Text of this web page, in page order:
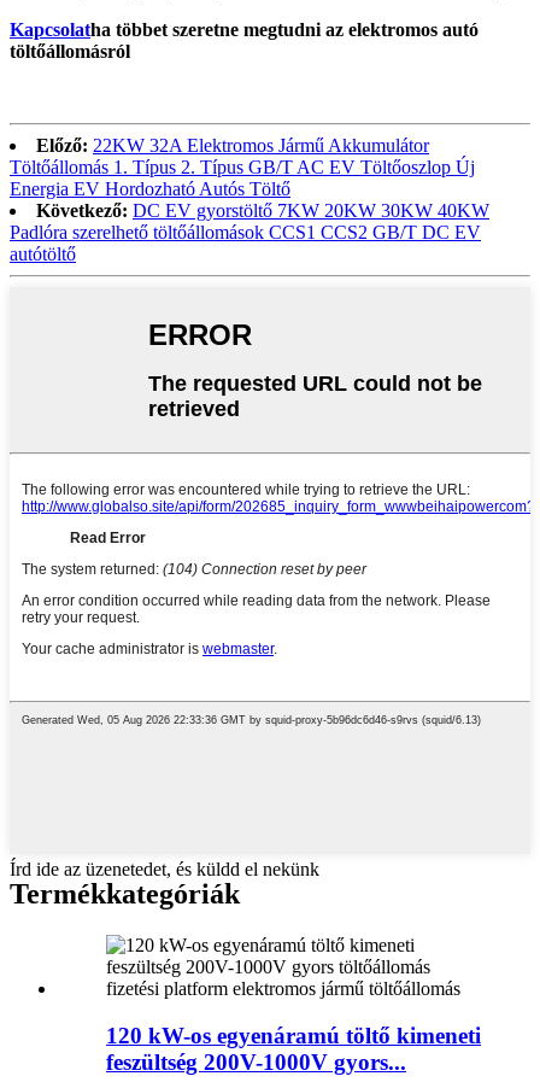
Kapcsolatha többet szeretne megtudni az elektromos autó
töltőállomásról
Előző: 22KW 32A Elektromos Jármű Akkumulátor
Töltőállomás 1. Típus 2. Típus GB/T AC EV Töltőoszlop Új
Energia EV Hordozható Autós Töltő
Következő: DC EV gyorstöltő 7KW 20KW 30KW 40KW
Padlóra szerelhető töltőállomások CCS1 CCS2 GB/T DC EV
autótöltő
Írd ide az üzenetedet, és küldd el nekünk
Termékkategóriák
120 kW-os egyenáramú töltő kimeneti
feszültség 200V-1000V gyors...